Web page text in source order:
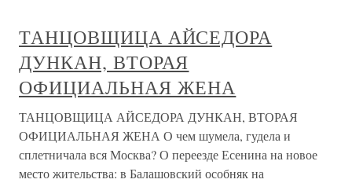
ТАНЦОВЩИЦА АЙСЕДОРА
ДУНКАН, ВТОРАЯ
ОФИЦИАЛЬНАЯ ЖЕНА
ТАНЦОВЩИЦА АЙСЕДОРА ДУНКАН, ВТОРАЯ
ОФИЦИАЛЬНАЯ ЖЕНА О чем шумела, гудела и
сплетничала вся Москва? О переезде Есенина на новое
место жительства: в Балашовский особняк на